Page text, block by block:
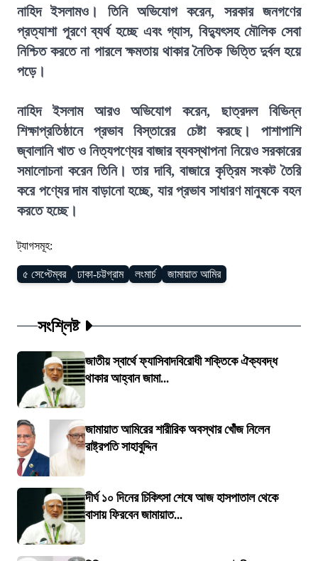
নাহিদ ইসলামও। তিনি অভিযোগ করেন, সরকার জনগণের
প্রত্যাশা পূরণে ব্যর্থ হচ্ছে এবং গ্যাস, বিদ্যুৎসহ মৌলিক সেবা
নিশ্চিত করতে না পারলে ক্ষমতায় থাকার নৈতিক ভিত্তি দুর্বল হয়ে
পড়ে।
নাহিদ ইসলাম আরও অভিযোগ করেন, ছাত্রদল বিভিন্ন
শিক্ষাপ্রতিষ্ঠানে প্রভাব বিস্তারের চেষ্টা করছে। পাশাপাশি
জ্বালানি খাত ও নিত্যপণ্যের বাজার ব্যবস্থাপনা নিয়েও সরকারের
সমালোচনা করেন তিনি। তার দাবি, বাজারে কৃত্রিম সংকট তৈরি
করে পণ্যের দাম বাড়ানো হচ্ছে, যার প্রভাব সাধারণ মানুষকে বহন
করতে হচ্ছে।
ট্যাগসমূহ:
৫ সেপ্টেম্বর ঢাকা-চট্টগ্রাম লংমার্চ জামায়াত আমির
সংশ্লিষ্ট
জাতীয় স্বার্থে ফ্যাসিবাদবিরোধী শক্তিকে ঐক্যবদ্ধ
থাকার আহ্বান জামা...
জামায়াত আমিরের শারীরিক অবস্থার খোঁজ নিলেন
রাষ্ট্রপতি সাহাবুদ্দিন
দীর্ঘ ১০ দিনের চিকিৎসা শেষে আজ হাসপাতাল থেকে
বাসায় ফিরবেন জামায়াত...